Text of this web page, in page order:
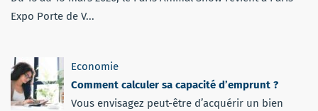
Expo Porte de V...
Economie
Comment calculer sa capacité d’emprunt ?
Vous envisagez peut-être d’acquérir un bien